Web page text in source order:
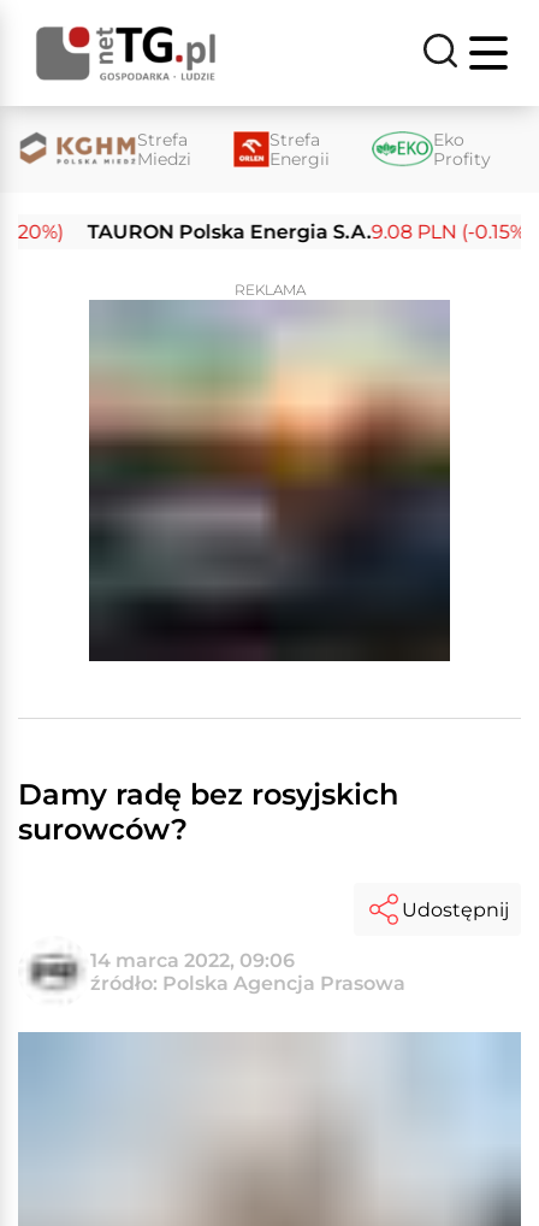
Strefa
Miedzi
Strefa
Energii
Eko
Profity
TAURON Polska Energia S.A.9.08 PLN (-0.15%)
REKLAMA
Damy radę bez rosyjskich
surowców?
14 marca 2022, 09:06
źródło: Polska Agencja Prasowa
Udostępnij